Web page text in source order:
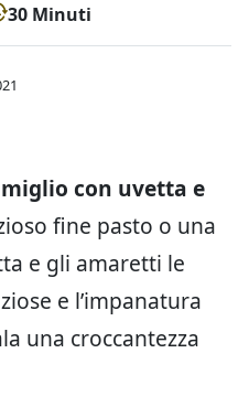
30 Minuti
con uvetta e
fine pasto o una
e gli amaretti le
e l’impanatura
una croccantezza